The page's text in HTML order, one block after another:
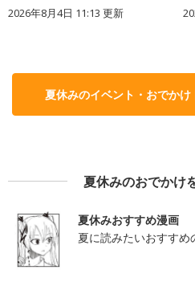
2026年8月4日 11:13 更新
夏休みのイベント・おでか
夏休みのおでかけ
夏休みおすすめ漫画
夏に読みたいおすすめ